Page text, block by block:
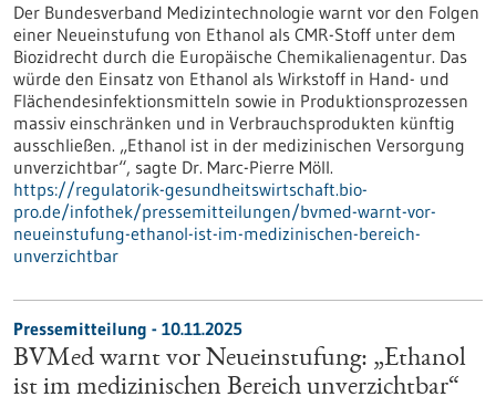
Der Bundesverband Medizintechnologie warnt vor den Folgen
einer Neueinstufung von Ethanol als CMR-Stoff unter dem
Biozidrecht durch die Europäische Chemikalienagentur. Das
würde den Einsatz von Ethanol als Wirkstoff in Hand- und
Flächendesinfektionsmitteln sowie in Produktionsprozessen
massiv einschränken und in Verbrauchsprodukten künftig
ausschließen. „Ethanol ist in der medizinischen Versorgung
unverzichtbar“, sagte Dr. Marc-Pierre Möll.
https://regulatorik-gesundheitswirtschaft.bio-
pro.de/infothek/pressemitteilungen/bvmed-warnt-vor-
neueinstufung-ethanol-ist-im-medizinischen-bereich-
unverzichtbar
Pressemitteilung - 10.11.2025
BVMed warnt vor Neueinstufung: „Ethanol
ist im medizinischen Bereich unverzichtbar“